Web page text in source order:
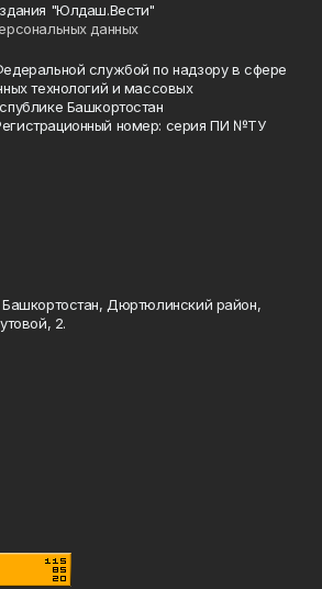
"Юлдаш.Вести"
данных
службой по надзору в сфере
технологий и массовых
Башкортостан
номер: серия ПИ №ТУ
Дюртюлинский район,
2.